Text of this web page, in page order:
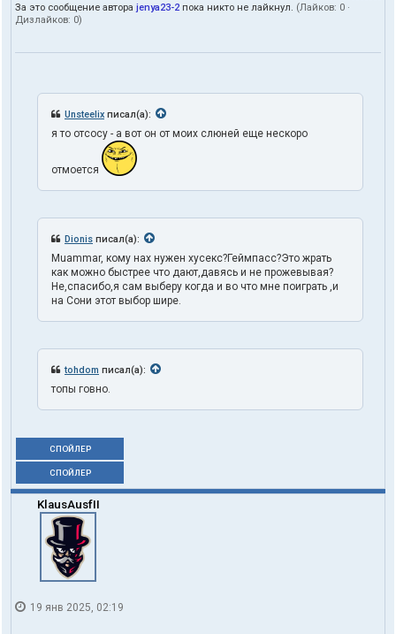
За это сообщение автора jenya23-2 пока никто не лайкнул. (Лайков: 0 ·
Дизлайков: 0)
Unsteelix писал(а):
я то отсосу - а вот он от моих слюней еще нескоро
отмоется
Dionis писал(а):
Muammar, кому нах нужен хусекс?Геймпасс?Это жрать
как можно быстрее что дают,давясь и не прожевывая?
Не,спасибо,я сам выберу когда и во что мне поиграть ,и
на Сони этот выбор шире.
tohdom писал(а):
топы говно.
СПОЙЛЕР
СПОЙЛЕР
KlausAusfII
19 янв 2025, 02:19